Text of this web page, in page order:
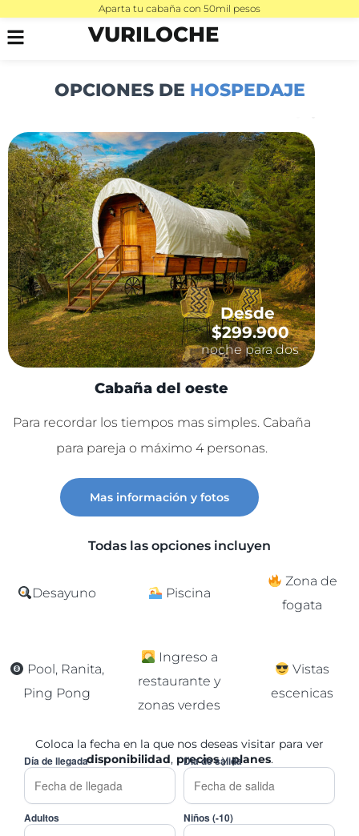
Aparta tu cabaña con 50mil pesos
VURILOCHE
OPCIONES DE HOSPEDAJE
Desde
$299.900
noche para dos
Cabaña del oeste
Para recordar los tiempos mas simples. Cabaña
para pareja o máximo 4 personas.
Mas información y fotos
Todas las opciones incluyen
Desayuno Piscina
Zona de
fogata
Pool, Ranita,
Ping Pong
Ingreso a
restaurante y
zonas verdes
Vistas
escenicas
Coloca la fecha en la que nos deseas visitar para ver
disponibilidad, preciosyplanes.
Día de llegada Día de salida
Adultos Niños (-10)